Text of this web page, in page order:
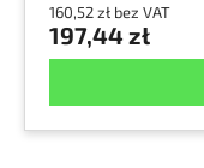
160,52 zł bez VAT
197,44 zł